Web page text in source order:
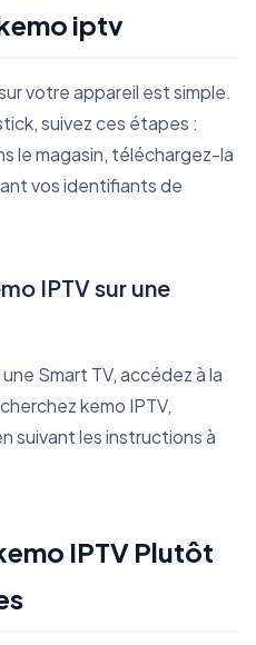
iptv
votre appareil est simple.
suivez ces étapes :
le magasin, téléchargez-la
vos identifiants de
IPTV sur une
Smart TV, accédez à la
kemo IPTV,
suivant les instructions à
IPTV Plutôt